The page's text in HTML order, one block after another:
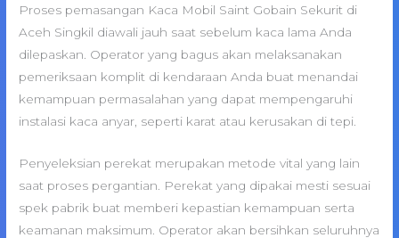
Proses pemasangan Kaca Mobil Saint Gobain Sekurit di
Aceh Singkil diawali jauh saat sebelum kaca lama Anda
dilepaskan. Operator yang bagus akan melaksanakan
pemeriksaan komplit di kendaraan Anda buat menandai
kemampuan permasalahan yang dapat mempengaruhi
instalasi kaca anyar, seperti karat atau kerusakan di tepi.
Penyeleksian perekat merupakan metode vital yang lain
saat proses pergantian. Perekat yang dipakai mesti sesuai
spek pabrik buat memberi kepastian kemampuan serta
keamanan maksimum. Operator akan bersihkan seluruhnya